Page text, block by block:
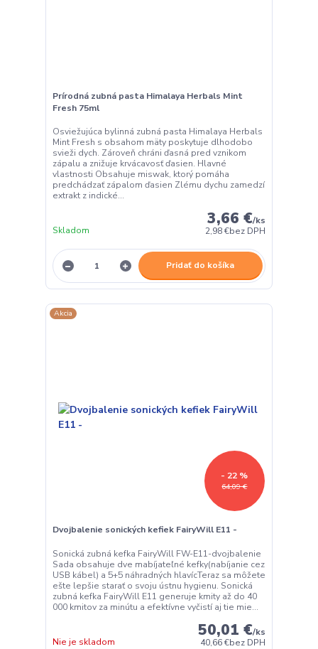
Prírodná zubná pasta Himalaya Herbals Mint
Fresh 75ml
Osviežujúca bylinná zubná pasta Himalaya Herbals
Mint Fresh s obsahom mäty poskytuje dlhodobo
svieži dych. Zároveň chráni ďasná pred vznikom
zápalu a znižuje krvácavosť ďasien. Hlavné
vlastnosti Obsahuje miswak, ktorý pomáha
predchádzať zápalom ďasien Zlému dychu zamedzí
extrakt z indické...
3,66 €/ks
2,98 €bez DPH
Skladom
Pridať do košíka
Akcia
64,09 €
- 22 %
Dvojbalenie sonických kefiek FairyWill E11 -
Sonická zubná kefka FairyWill FW-E11-dvojbalenie
Sada obsahuje dve mabíjateľné kefky(nabíjanie cez
USB kábel) a 5+5 náhradných hlavícTeraz sa môžete
ešte lepšie starať o svoju ústnu hygienu. Sonická
zubná kefka FairyWill E11 generuje kmity až do 40
000 kmitov za minútu a efektívne vyčistí aj tie mie...
50,01 €/ks
40,66 €bez DPH
Nie je skladom